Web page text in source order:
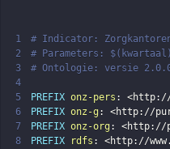
1
# Indicator:
2
# Parameters: $(kwartaal)
3
# Ontologie: versie
4
5
PREFIX onz-pers : <http://
6
PREFIX onz-g : <http://
7
PREFIX onz-org : <http://
8
PREFIX rdfs : <http://